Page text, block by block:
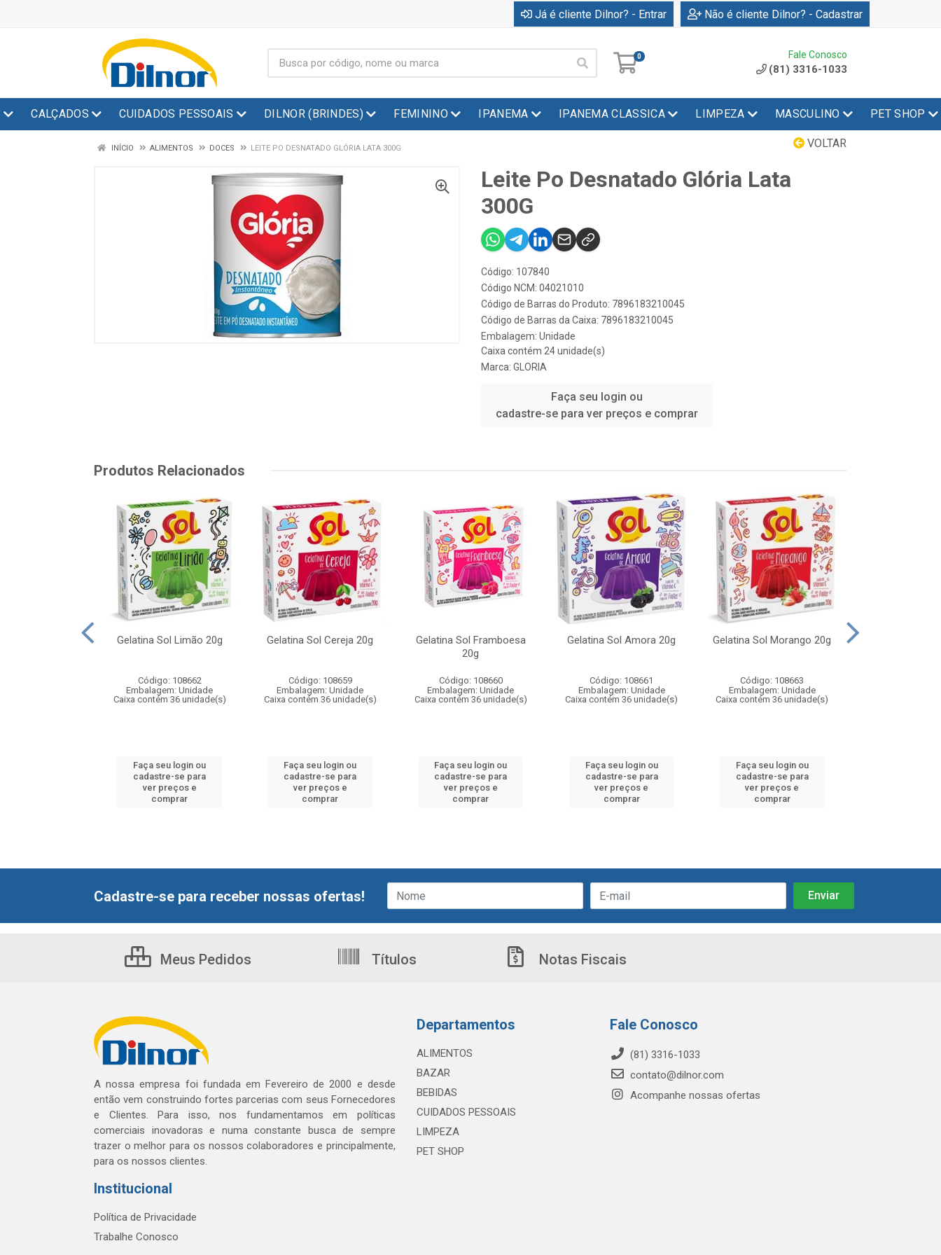
Já é cliente Dilnor? - Entrar Não é cliente Dilnor? - Cadastrar
0 Fale Conosco
(81) 3316-1033
CALÇADOS CUIDADOS PESSOAIS DILNOR (BRINDES) FEMININO IPANEMA IPANEMA CLASSICA LIMPEZA MASCULINO PET SHOP
VOLTAR
INÍCIO ALIMENTOS DOCES LEITE PO DESNATADO GLÓRIA LATA 300G
Leite Po Desnatado Glória Lata
300G
Código: 107840
Código NCM: 04021010
Código de Barras do Produto: 7896183210045
Código de Barras da Caixa: 7896183210045
Embalagem: Unidade
Caixa contém 24 unidade(s)
Marca: GLORIA
Faça seu login ou
cadastre-se para ver preços e comprar
Produtos Relacionados
Gelatina Sol Limão 20g
Código: 108662
Embalagem: Unidade
Caixa contém 36 unidade(s)
Faça seu login ou
cadastre-se para
ver preços e
comprar
Gelatina Sol Cereja 20g
Código: 108659
Embalagem: Unidade
Caixa contém 36 unidade(s)
Faça seu login ou
cadastre-se para
ver preços e
comprar
Gelatina Sol Framboesa
20g
Código: 108660
Embalagem: Unidade
Caixa contém 36 unidade(s)
Faça seu login ou
cadastre-se para
ver preços e
comprar
Gelatina Sol Amora 20g
Código: 108661
Embalagem: Unidade
Caixa contém 36 unidade(s)
Faça seu login ou
cadastre-se para
ver preços e
comprar
Gelatina Sol Morango 20g
Código: 108663
Embalagem: Unidade
Caixa contém 36 unidade(s)
Faça seu login ou
cadastre-se para
ver preços e
comprar
Cadastre-se para receber nossas ofertas!
Meus Pedidos Títulos Notas Fiscais
A nossa empresa foi fundada em Fevereiro de 2000 e desde
então vem construindo fortes parcerias com seus Fornecedores
e Clientes. Para isso, nos fundamentamos em políticas
comerciais inovadoras e numa constante busca de sempre
trazer o melhor para os nossos colaboradores e principalmente,
para os nossos clientes.
Institucional
Política de Privacidade
Trabalhe Conosco
Departamentos
ALIMENTOS
BAZAR
BEBIDAS
CUIDADOS PESSOAIS
LIMPEZA
PET SHOP
Fale Conosco
(81) 3316-1033
contato@dilnor.com
Acompanhe nossas ofertas